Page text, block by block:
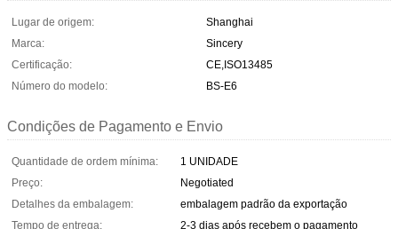
Lugar de origem:
Shanghai
Marca:
Sincery
Certificação:
CE,ISO13485
Número do modelo:
BS-E6
Condições de Pagamento e Envio
Quantidade de ordem mínima:
1 UNIDADE
Preço:
Negotiated
Detalhes da embalagem:
embalagem padrão da exportação
Tempo de entrega:
2-3 dias após recebem o pagamento